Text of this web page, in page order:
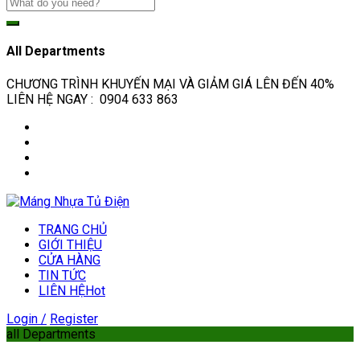
All Departments
CHƯƠNG TRÌNH KHUYẾN MẠI VÀ GIẢM GIÁ LÊN ĐẾN 40%
LIÊN HỆ NGAY : 0904 633 863
TRANG CHỦ
GIỚI THIỆU
CỬA HÀNG
TIN TỨC
LIÊN HỆHot
Login / Register
all Departments